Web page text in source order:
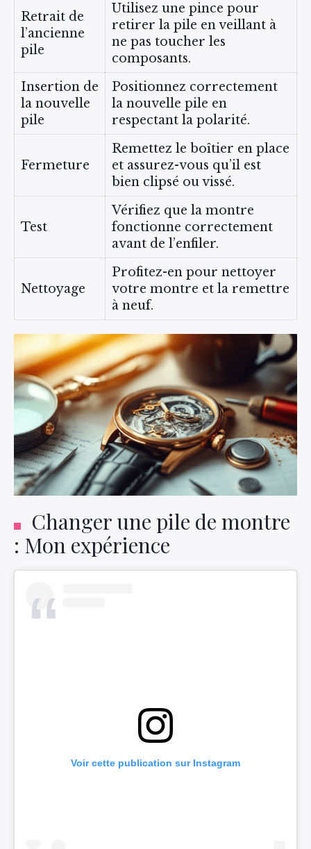
Retrait de
l’ancienne
pile
Utilisez une pince pour
retirer la pile en veillant à
ne pas toucher les
composants.
Insertion de
la nouvelle
pile
Positionnez correctement
la nouvelle pile en
respectant la polarité.
Fermeture
Remettez le boîtier en place
et assurez-vous qu’il est
bien clipsé ou vissé.
Test
Vérifiez que la montre
fonctionne correctement
avant de l’enfiler.
Nettoyage
Profitez-en pour nettoyer
votre montre et la remettre
à neuf.
Changer une pile de montre
: Mon expérience
Voir cette publication sur Instagram